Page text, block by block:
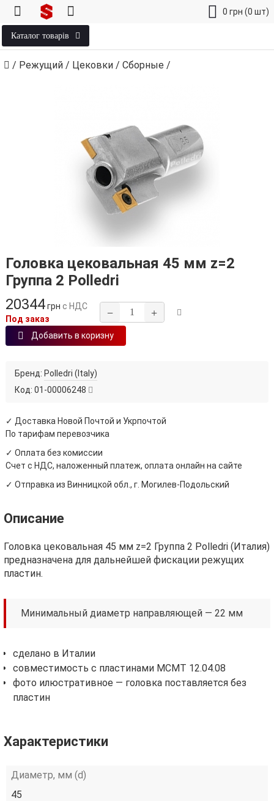
0 грн (0 шт)
Каталог товарів
/ Режущий / Цековки / Сборные /
Головка цековальная 45 мм z=2
Группа 2 Polledri
20344грн с НДС
Под заказ
− +
Добавить в коризну
Бренд: Polledri (Italy)
Код: 01-00006248
✓ Доставка Новой Почтой и Укрпочтой
По тарифам перевозчика
✓ Оплата без комиссии
Счет с НДС, наложенный платеж, оплата онлайн на сайте
✓ Отправка из Винницкой обл., г. Могилев-Подольский
Описание
Головка цековальная 45 мм z=2 Группа 2 Polledri (Италия)
предназначена для дальнейшей фискации режущих
пластин.
Минимальный диаметр направляющей — 22 мм
сделано в Италии
совместимость с пластинами MCMT 12.04.08
фото илюстративное — головка поставляется без
пластин
Характеристики
Диаметр, мм (d)
45